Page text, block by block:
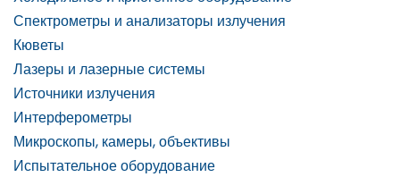
Спектрометры и анализаторы излучения
Кюветы
Лазеры и лазерные системы
Источники излучения
Интерферометры
Микроскопы, камеры, объективы
Испытательное оборудование